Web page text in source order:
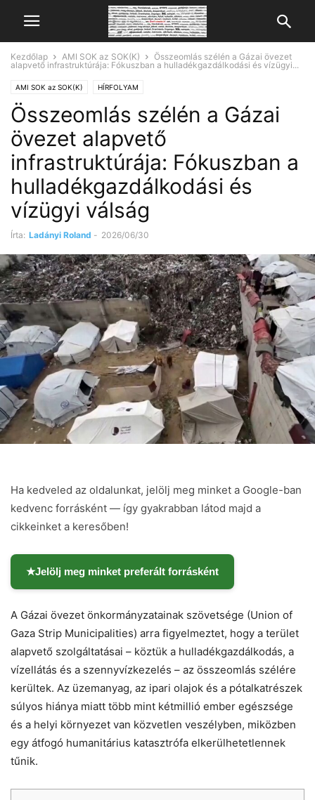
Kezdőlap AMI SOK az SOK(K)
Összeomlás szélén a Gázai övezet
alapvető infrastruktúrája: Fókuszban a hulladékgazdálkodási és vízügyi...
AMI SOK az SOK(K) HÍRFOLYAM
Összeomlás szélén a Gázai
övezet alapvető
infrastruktúrája: Fókuszban a
hulladékgazdálkodási és
vízügyi válság
Írta: Ladányi Roland - 2026/06/30
Ha kedveled az oldalunkat, jelölj meg minket a Google-ban
kedvenc forrásként — így gyakrabban látod majd a
cikkeinket a keresőben!
★Jelölj meg minket preferált forrásként
A Gázai övezet önkormányzatainak szövetsége (Union of
Gaza Strip Municipalities) arra figyelmeztet, hogy a terület
alapvető szolgáltatásai – köztük a hulladékgazdálkodás, a
vízellátás és a szennyvízkezelés – az összeomlás szélére
kerültek. Az üzemanyag, az ipari olajok és a pótalkatrészek
súlyos hiánya miatt több mint kétmillió ember egészsége
és a helyi környezet van közvetlen veszélyben, miközben
egy átfogó humanitárius katasztrófa elkerülhetetlennek
tűnik.